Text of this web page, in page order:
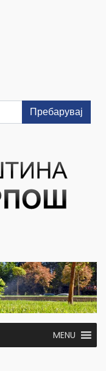
Пребарувај
MENU